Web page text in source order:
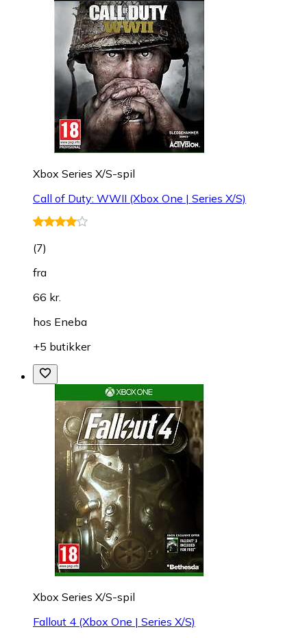
Xbox Series X/S-spil
Call of Duty: WWII (Xbox One | Series X/S)
(7)
fra
66 kr.
hos Eneba
+5 butikker
Xbox Series X/S-spil
Fallout 4 (Xbox One | Series X/S)